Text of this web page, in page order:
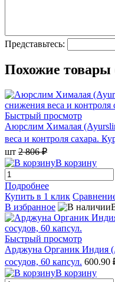
Представьтесь:
Похожие товары
Быстрый просмотр
Аюрслим Хималая
веса и контроля сахара.
шт 2 806 ₽
В корзину
Подробнее
Купить в 1 клик
В избранное
Быстрый просмотр
Арджуна Органик Индия
сосудов, 60 капсул. 600.90
В корзину